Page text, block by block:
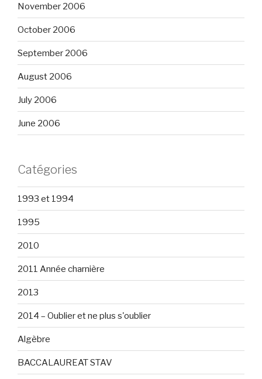
November 2006
October 2006
September 2006
August 2006
July 2006
June 2006
Catégories
1993 et 1994
1995
2010
2011 Année charnière
2013
2014 – Oublier et ne plus s'oublier
Algèbre
BACCALAUREAT STAV